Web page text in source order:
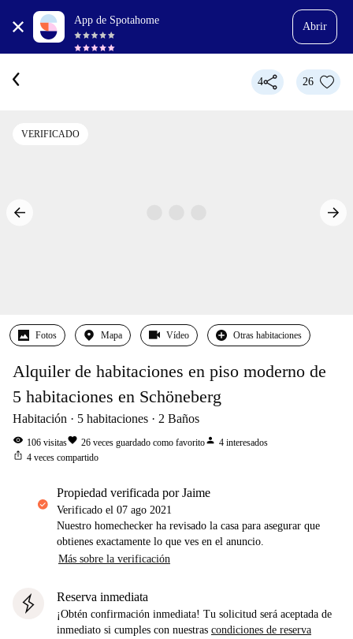
App de Spotahome
Abrir
4 26
VERIFICADO
Fotos Mapa Vídeo Otras habitaciones
Alquiler de habitaciones en piso moderno de
5 habitaciones en Schöneberg
Habitación 5 habitaciones 2 Baños
visibility 106 visitasfavorite 26 veces guardado como favoritoperson 4 interesados
ios_share 4 veces compartido
propiedad verificada por Jaime
Verificado el 07 ago 2021
Nuestro homechecker ha revisado la casa para asegurar que
obtienes exactamente lo que ves en el anuncio.
Más sobre la verificación
Reserva inmediata
¡Obtén confirmación inmediata! Tu solicitud será aceptada de
inmediato si cumples con nuestras condiciones de reserva